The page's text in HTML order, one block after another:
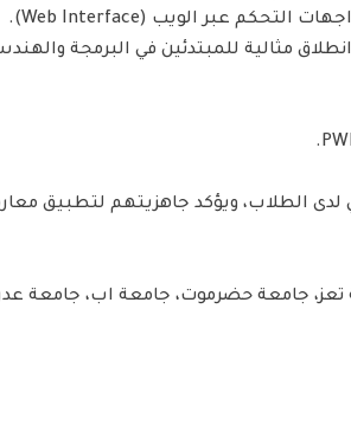
مثالية للمبتدئين في البرمجة
لدى الطلاب، ويؤكد جاهزيتهم لتطبيق
جامعة حضرموت، جامعة اب، جامعة